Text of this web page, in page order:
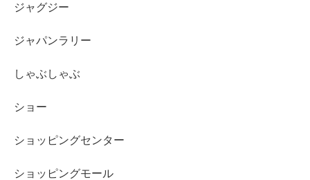
ジャグジー
ジャパンラリー
しゃぶしゃぶ
ショー
ショッピングセンター
ショッピングモール